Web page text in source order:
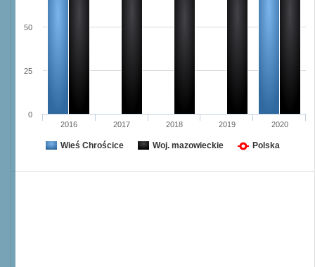
2016 2017 2018 2019 2020
0
25
50
Wieś Chrościce Woj. mazowieckie Polska